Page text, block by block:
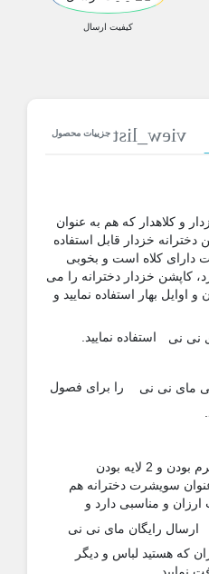
کیفیت ارسال
جزییات محصول
که هم به عنوان
خزدار قابل استفاده
کلاه است و بخوبی
خزدار دخترانه را می
استفاده نمایید و
استفاده نمایید.
نی
را برای فصول
باوجود کیفیت بسیار عالی و گرم بودن و 2 لایه بودن
دخترانه هم
مناسبی دارد و
مای نی نی
لباس و دیگر